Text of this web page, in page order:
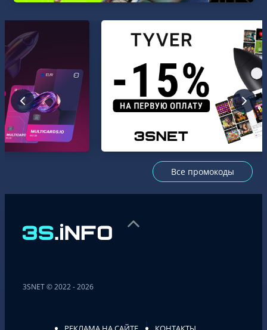
Все промокоды
3SNET © 2022 - 2026